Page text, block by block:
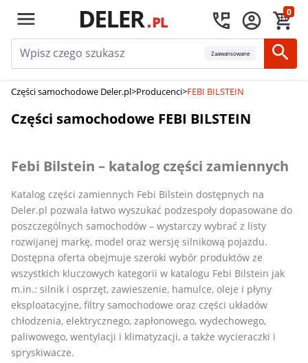
0
Zaawansowane
Części samochodowe Deler.pl>Producenci>FEBI BILSTEIN
Części samochodowe FEBI BILSTEIN
Febi Bilstein – katalog części zamiennych
Katalog części zamiennych Febi Bilstein dostępnych na
Deler.pl pozwala łatwo wyszukać podzespoły dopasowane do
poszczególnych samochodów – wystarczy wybrać z listy
rozwijanej markę, model oraz wersję silnikową pojazdu.
Dostępna oferta obejmuje szeroki wybór produktów ze
wszystkich kluczowych kategorii w katalogu Febi Bilstein jak
m.in.: silnik i osprzęt, zawieszenie, hamulce, oleje i płyny
eksploatacyjne, filtry samochodowe oraz części układów
chłodzenia, elektrycznego, zapłonowego, wydechowego,
paliwowego, wentylacji i klimatyzacji, a także wycieraczki i
spryskiwacze.